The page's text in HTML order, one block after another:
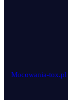
Mocowania-tox.pl